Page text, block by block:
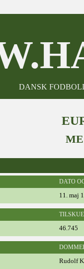
DANSK
DATO
11. maj
46.745
Rudolf